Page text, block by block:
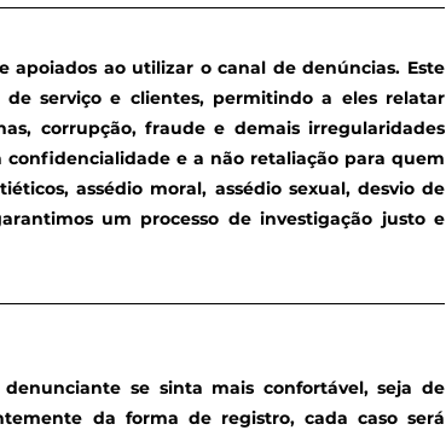
apoiados ao utilizar o canal de denúncias. Este
serviço e clientes, permitindo a eles relatar
corrupção, fraude e demais irregularidades
confidencialidade e a não retaliação para quem
assédio moral, assédio sexual, desvio de
um processo de investigação justo e
se sinta mais confortável, seja de
da forma de registro, cada caso será